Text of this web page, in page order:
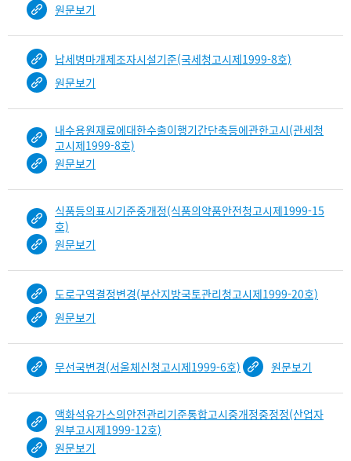
원문보기
납세병마개제조자시설기준(국세청고시제1999-8호)
원문보기
내수용원재료에대한수출이행기간단축등에관한고시(관세청
고시제1999-8호)
원문보기
식품등의표시기준중개정(식품의약품안전청고시제1999-15
호)
원문보기
도로구역결정변경(부산지방국토관리청고시제1999-20호)
원문보기
무선국변경(서울체신청고시제1999-6호) 원문보기
액화석유가스의안전관리기준통합고시중개정중정정(산업자
원부고시제1999-12호)
원문보기